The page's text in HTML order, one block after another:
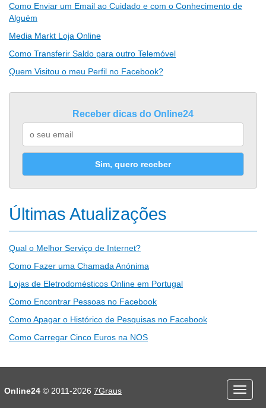
Como Enviar um Email ao Cuidado e com o Conhecimento de
Alguém
Media Markt Loja Online
Como Transferir Saldo para outro Telemóvel
Quem Visitou o meu Perfil no Facebook?
Receber dicas do Online24
Sim, quero receber
Últimas Atualizações
Qual o Melhor Serviço de Internet?
Como Fazer uma Chamada Anónima
Lojas de Eletrodomésticos Online em Portugal
Como Encontrar Pessoas no Facebook
Como Apagar o Histórico de Pesquisas no Facebook
Como Carregar Cinco Euros na NOS
Educação
Online24 © 2011-2026 7Graus
Menu
mobile